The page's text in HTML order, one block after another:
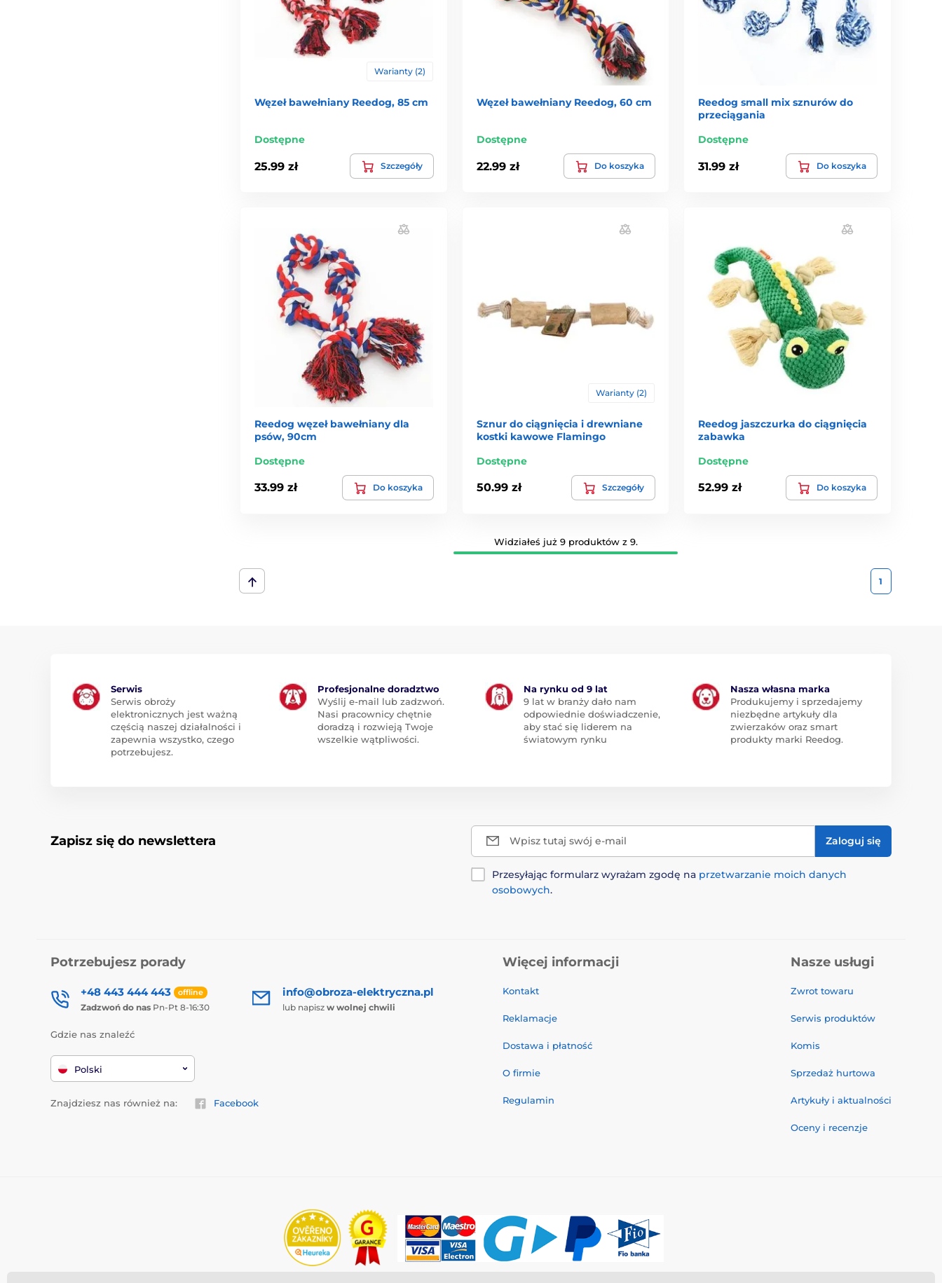
Warianty (2)
Węzeł bawełniany Reedog, 85 cm
Dostępne
25.99 zł Szczegóły
Węzeł bawełniany Reedog, 60 cm
Dostępne
22.99 zł Do koszyka
Reedog small mix sznurów do
przeciągania
Dostępne
31.99 zł Do koszyka
Reedog węzeł bawełniany dla
psów, 90cm
Dostępne
33.99 zł Do koszyka
Warianty (2)
Sznur do ciągnięcia i drewniane
kostki kawowe Flamingo
Dostępne
50.99 zł Szczegóły
Reedog jaszczurka do ciągnięcia
zabawka
Dostępne
52.99 zł Do koszyka
Widziałeś już 9 produktów z 9.
1
Serwis
Serwis obroży
elektronicznych jest ważną
częścią naszej działalności i
zapewnia wszystko, czego
potrzebujesz.
Profesjonalne doradztwo
Wyślij e-mail lub zadzwoń.
Nasi pracownicy chętnie
doradzą i rozwieją Twoje
wszelkie wątpliwości.
Na rynku od 9 lat
9 lat w branży dało nam
odpowiednie doświadczenie,
aby stać się liderem na
światowym rynku
Nasza własna marka
Produkujemy i sprzedajemy
niezbędne artykuły dla
zwierzaków oraz smart
produkty marki Reedog.
Zapisz się do newslettera Wpisz tutaj swój e-mail Zaloguj się
Przesyłając formularz wyrażam zgodę na przetwarzanie moich danych
osobowych.
Potrzebujesz porady
+48 443 444 443 offline
Zadzwoń do nas Pn-Pt 8-16:30
info@obroza-elektryczna.pl
lub napisz w wolnej chwili
Gdzie nas znaleźć
Polski
Znajdziesz nas również na: Facebook
Więcej informacji
Kontakt
Reklamacje
Dostawa i płatność
O firmie
Regulamin
Nasze usługi
Zwrot towaru
Serwis produktów
Komis
Sprzedaż hurtowa
Artykuły i aktualności
Oceny i recenzje